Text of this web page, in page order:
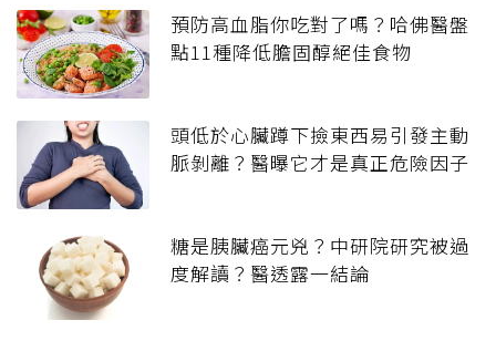
預防高血脂你吃對了嗎？哈佛醫盤
點11種降低膽固醇絕佳食物
頭低於心臟蹲下撿東西易引發主動
脈剝離？醫曝它才是真正危險因子
糖是胰臟癌元兇？中研院研究被過
度解讀？醫透露一結論